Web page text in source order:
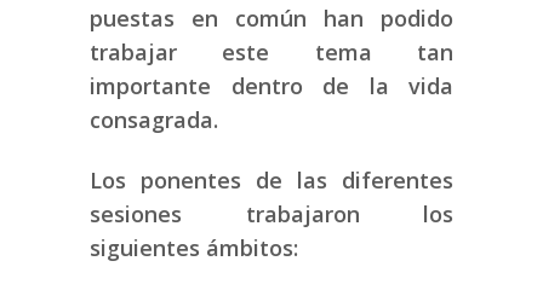
puestas en común han podido
trabajar este tema tan
importante dentro de la vida
consagrada.
Los ponentes de las diferentes
sesiones trabajaron los
siguientes ámbitos: